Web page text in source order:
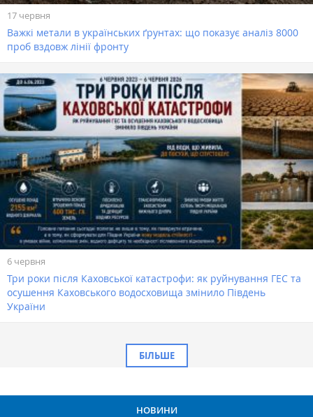
17 червня
Важкі метали в українських ґрунтах: що показує аналіз 8000
проб вздовж лінії фронту
6 червня
Три роки після Каховської катастрофи: як руйнування ГЕС та
осушення Каховського водосховища змінило Південь
України
БІЛЬШЕ
НОВИНИ